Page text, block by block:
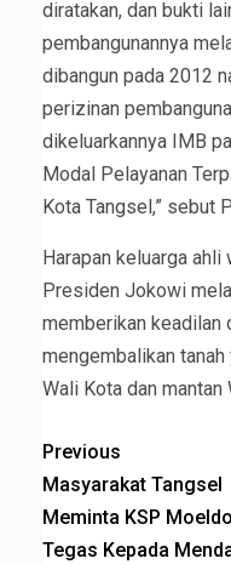
diratakan, dan bukti
pembangunannya
dibangun pada 2012
perizinan
dikeluarkannya IMB
Modal Pelayanan
Kota Tangsel,” sebut
Harapan keluarga
Presiden Jokowi
memberikan keadilan
mengembalikan
Wali Kota dan mantan
Previous
Masyarakat Tangsel
Meminta KSP
Tegas Kepada